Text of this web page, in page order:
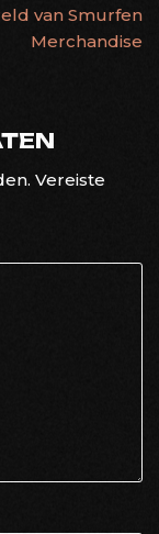
van Smurfen
Merchandise
Vereiste